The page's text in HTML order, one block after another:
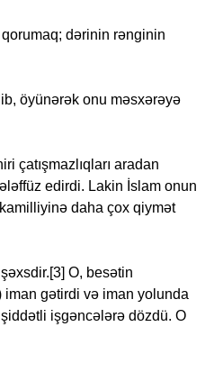
dərinin rənginin
öyünərək onu məsxərəyə
çatışmazlıqları aradan
edirdi. Lakin İslam onun
daha çox qiymət
O, besətin
gətirdi və iman yolunda
şiddətli işgəncələrə dözdü. O